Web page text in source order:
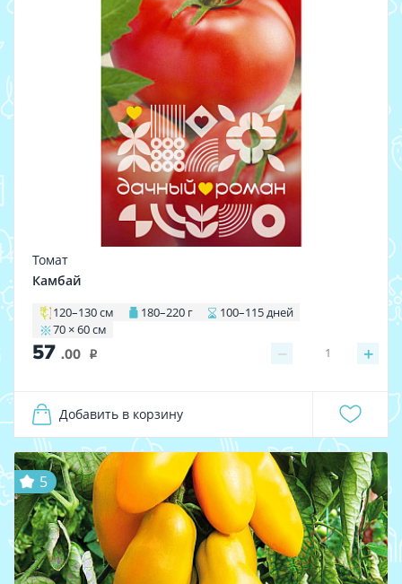
Томат
Камбай
120–130 см 180–220 г
100–115 дней
70 × 60 см
57 .00 i − +
1
Добавить в корзину
5